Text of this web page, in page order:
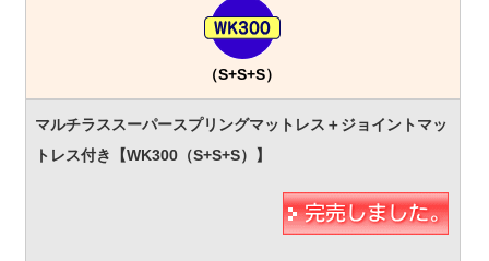
（S+S+S）